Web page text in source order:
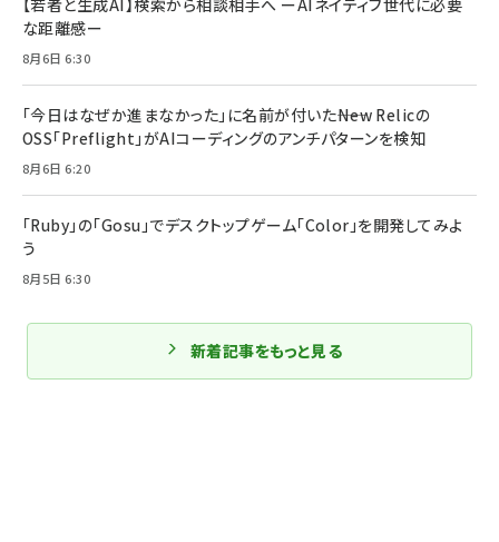
【若者と生成AI】検索から相談相手へ ーAIネイティブ世代に必要
な距離感ー
8月6日 6:30
「今日はなぜか進まなかった」に名前が付いた――New Relicの
OSS「Preflight」がAIコーディングのアンチパターンを検知
8月6日 6:20
「Ruby」の「Gosu」でデスクトップゲーム「Color」を開発してみよ
う
8月5日 6:30
新着記事をもっと見る